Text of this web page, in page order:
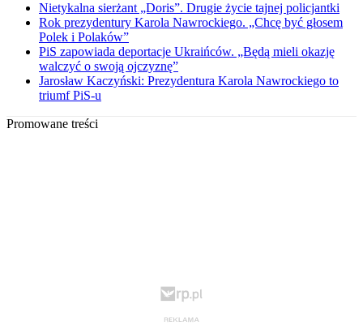
Nietykalna sierżant „Doris”. Drugie życie tajnej policjantki
Rok prezydentury Karola Nawrockiego. „Chcę być głosem
Polek i Polaków”
PiS zapowiada deportacje Ukraińców. „Będą mieli okazję
walczyć o swoją ojczyznę”
Jarosław Kaczyński: Prezydentura Karola Nawrockiego to
triumf PiS-u
Promowane treści